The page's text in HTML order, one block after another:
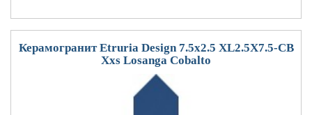
Керамогранит Etruria Design 7.5x2.5 XL2.5X7.5-CB
Xxs Losanga Cobalto